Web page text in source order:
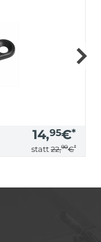
14,95€*
statt 22,90€*